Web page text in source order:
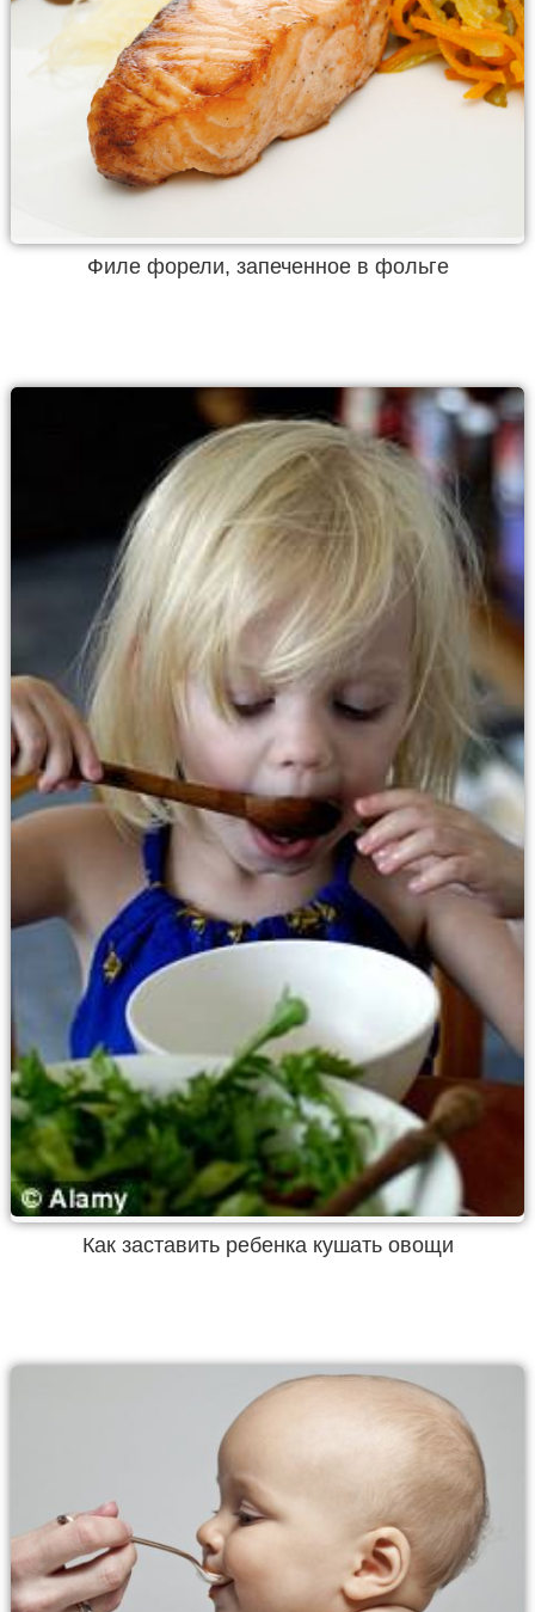
Филе форели, запеченное в фольге
Как заставить ребенка кушать овощи